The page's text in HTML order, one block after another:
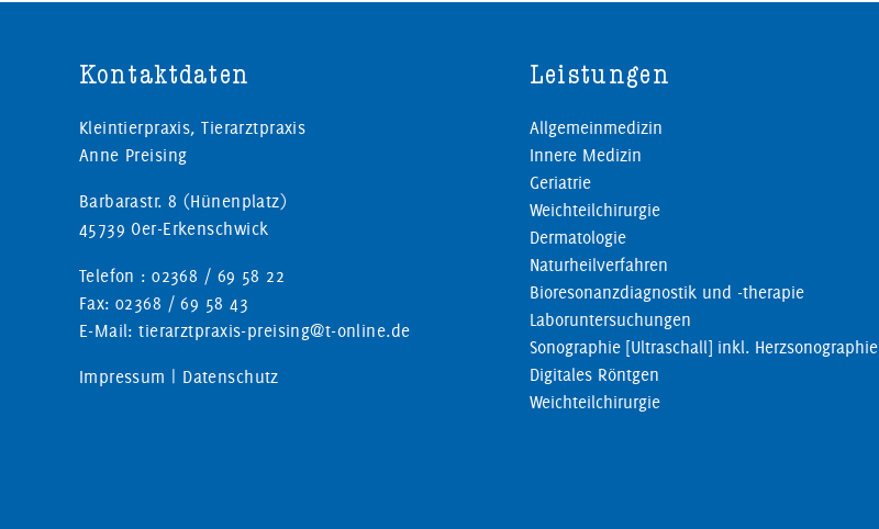
Kontaktdaten
Kleintierpraxis, Tierarztpraxis
Anne Preising
Barbarastr. 8 (Hünenplatz)
45739 Oer-Erkenschwick
Telefon : 02368 / 69 58 22
Fax: 02368 / 69 58 43
E-Mail: tierarztpraxis-preising@t-online.de
Impressum | Datenschutz
Leistungen
Allgemeinmedizin
Innere Medizin
Geriatrie
Weichteilchirurgie
Dermatologie
Naturheilverfahren
Bioresonanzdiagnostik und -therapie
Laboruntersuchungen
Sonographie [Ultraschall] inkl. Herzsonographie
Digitales Röntgen
Weichteilchirurgie